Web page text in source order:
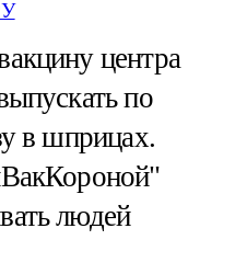
центра
по
в шприцах.
людей